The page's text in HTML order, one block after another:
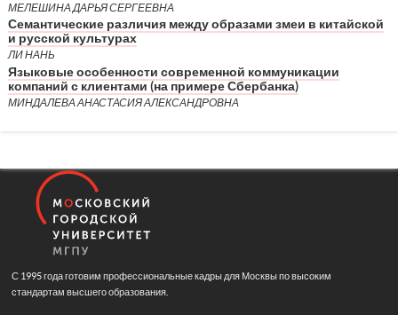
МЕЛЕШИНА ДАРЬЯ СЕРГЕЕВНА
Семантические различия между образами змеи в китайской
и русской культурах
ЛИ НАНЬ
Языковые особенности современной коммуникации
компаний с клиентами (на примере Сбербанка)
МИНДАЛЕВА АНАСТАСИЯ АЛЕКСАНДРОВНА
С 1995 года готовим профессиональные кадры для Москвы по высоким
стандартам высшего образования.